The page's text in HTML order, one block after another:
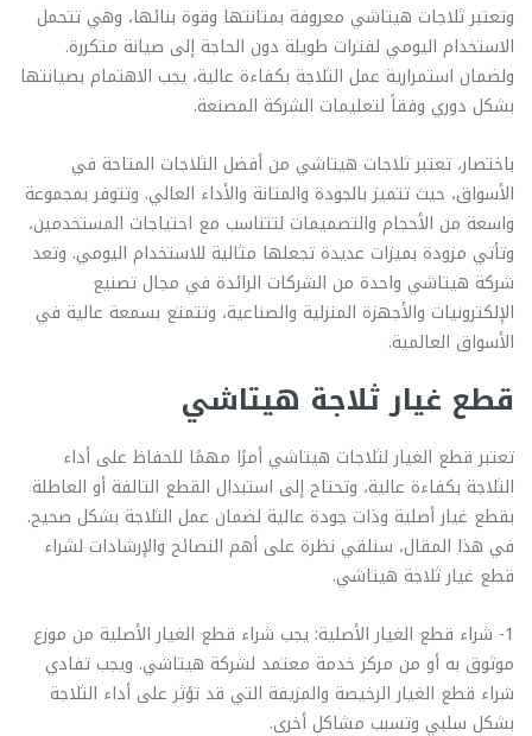
وتعتبر ثلاجات هيتاشي معروفة بمتانتها وقوة بنائها، وهي تتحمل
الاستخدام اليومي لفترات طويلة دون الحاجة إلى صيانة متكررة.
ولضمان استمرارية عمل الثلاجة بكفاءة عالية، يجب الاهتمام بصيانتها
بشكل دوري وفقاً لتعليمات الشركة المصنعة.
باختصار، تعتبر ثلاجات هيتاشي من أفضل الثلاجات المتاحة في
الأسواق، حيث تتميز بالجودة والمتانة والأداء العالي. وتتوفر بمجموعة
واسعة من الأحجام والتصميمات لتتناسب مع احتياجات المستخدمين،
وتأتي مزودة بميزات عديدة تجعلها مثالية للاستخدام اليومي. وتعد
شركة هيتاشي واحدة من الشركات الرائدة في مجال تصنيع
الإلكترونيات والأجهزة المنزلية والصناعية، وتتمتع بسمعة عالية في
الأسواق العالمية.
قطع غيار ثلاجة هيتاشي
تعتبر قطع الغيار لثلاجات هيتاشي أمرًا مهمًا للحفاظ على أداء
الثلاجة بكفاءة عالية، وتحتاج إلى استبدال القطع التالفة أو العاطلة
بقطع غيار أصلية وذات جودة عالية لضمان عمل الثلاجة بشكل صحيح.
في هذا المقال، سنلقي نظرة على أهم النصائح والإرشادات لشراء
قطع غيار ثلاجة هيتاشي.
1- شراء قطع الغيار الأصلية: يجب شراء قطع الغيار الأصلية من موزع
موثوق به أو من مركز خدمة معتمد لشركة هيتاشي. ويجب تفادي
شراء قطع الغيار الرخيصة والمزيفة التي قد تؤثر على أداء الثلاجة
بشكل سلبي وتسبب مشاكل أخرى.